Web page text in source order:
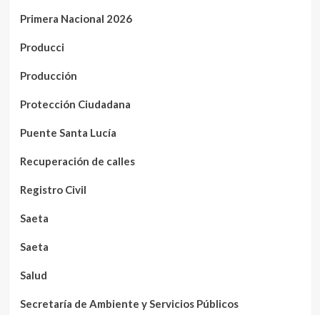
Primera Nacional 2026
Producci
Producción
Protección Ciudadana
Puente Santa Lucía
Recuperación de calles
Registro Civil
Saeta
Saeta
Salud
Secretaría de Ambiente y Servicios Públicos